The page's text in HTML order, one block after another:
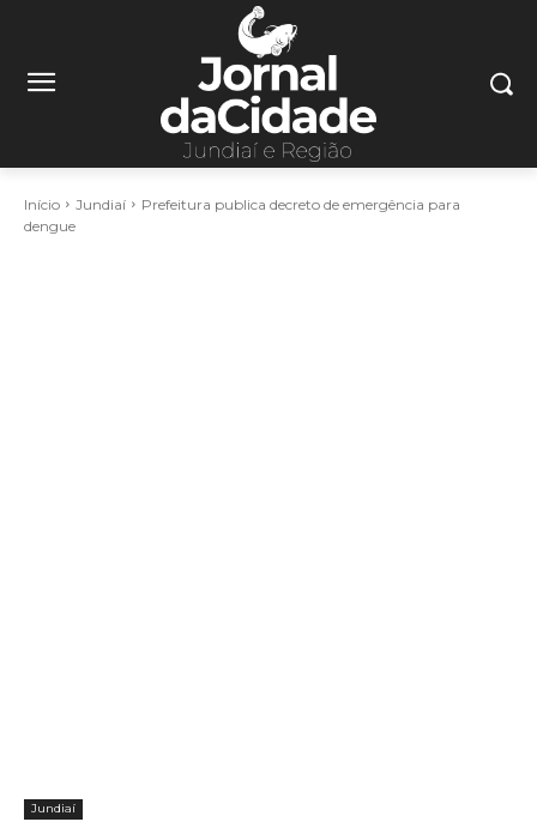
Início Jundiaí
Prefeitura publica decreto de emergência para
dengue
Jundiaí